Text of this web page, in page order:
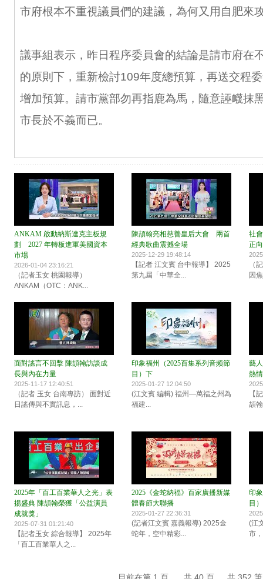
市府根本不重視議員們的建議，為何又用自肥來
議事組表示，昨日程序委員會的結論是請市府在
的原則下，重新檢討109年度總預算，再送交程
增加預算。請市黨部勿再指鹿為馬，隨意誣衊抹
市長於不義而已。
ANKAM 啟動納斯達克主板規
劃 2027 年轉板進軍美國資本
市場
2026-01-04 23:16:21
（記者玉女 桃園報導）
ANKAM（OTC：ANK...
陳頡翰亮相慈善皇后大會 兩首
經典歌曲震撼全場
2025-12-29 19:48:14
【記者 江文賓 台中報導】 2025
第九屆「中華全...
社
正
（
因
面對謠言不回擊 陳頡翰訪談成
長與內在力量
2025-11-17 12:40:51
（記者 玉女 台南專訪） 面對近
日謠傳與不實訊息，...
印象福州（2025百集系列音频節
目）下
2025-01-27 12:04:50
(江文賓 編輯) 福州—萬福之州為
福建...
藝
熱
【
頡
2025年「百工百業華人之光」表
揚盛典 陳頡翰榮獲「公益演員
成就獎」
2025-07-31 01:21:40
【記者玉女 綜合報導】 2025年
「百工百業華人之...
2025《金蛇納福》百家廣播新媒
體春節大聯播
2025-01-27 22:36:31
(記者江文賓 嘉義報導) 2025金
蛇年，空中精彩...
印
目
(江
市